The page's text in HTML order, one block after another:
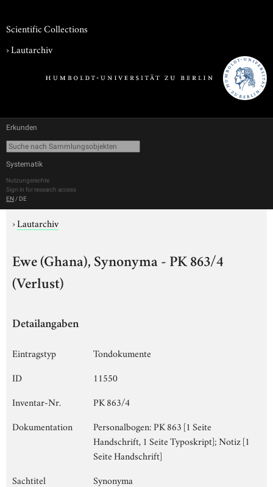
Scientific Collections
›Lautarchiv
Erkunden
Systematik
Nutzungsrechte
Sign in for research access
EN / DE
›Lautarchiv
Ewe (Ghana), Synonyma - PK 863/4
(Verlust)
Detailangaben
Eintragstyp
Tondokumente
ID
11550
Inventar-Nr.
PK 863/4
Dokumentation
Personalbogen: PK 863 [1 Seite
Handschrift, 1 Seite Typoskript]; Notiz [1
Seite Handschrift]
Sachtitel
Synonyma